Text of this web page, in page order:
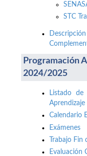
STC
Programación
2024/2025
Listado
Aprendizaje
Calendario
Exámenes
Trabajo Fin
Evaluación